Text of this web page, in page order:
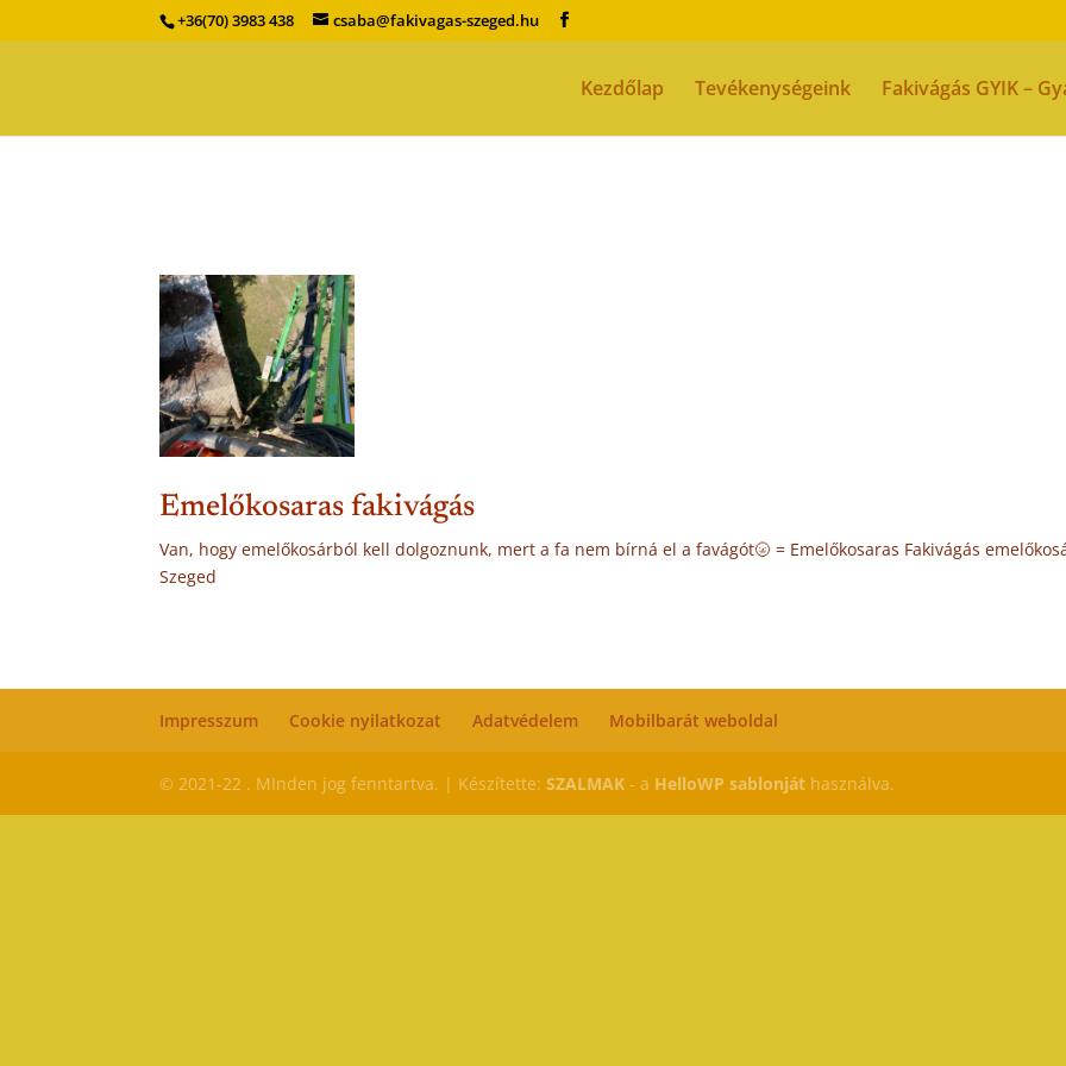
+36(70) 3983 438 csaba@fakivagas-szeged.hu
Kezdőlap Tevékenységeink Fakivágás GYIK –
Emelőkosaras fakivágás
Van, hogy emelőkosárból kell dolgoznunk, mert a fa nem bírná el a favágót🌝 = Emelőkosaras Fakivágás
Szeged
Impresszum Cookie nyilatkozat Adatvédelem Mobilbarát weboldal
© 2021-22 . MInden jog fenntartva. | Készítette:SZALMAK - a HelloWP sablonját használva.